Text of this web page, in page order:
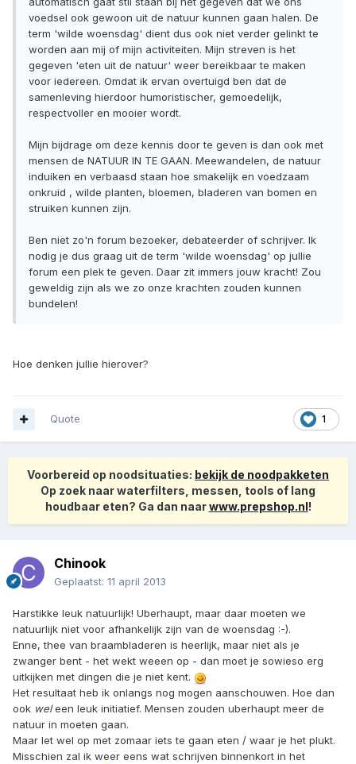
voedsel ook gewoon uit de natuur kunnen gaan halen. De
term 'wilde woensdag' dient dus ook niet verder gelinkt te
worden aan mij of mijn activiteiten. Mijn streven is het
gegeven 'eten uit de natuur' weer bereikbaar te maken
voor iedereen. Omdat ik ervan overtuigd ben dat de
samenleving hierdoor humoristischer, gemoedelijk,
respectvoller en mooier wordt.
Mijn bijdrage om deze kennis door te geven is dan ook met
mensen de NATUUR IN TE GAAN. Meewandelen, de natuur
induiken en verbaasd staan hoe smakelijk en voedzaam
onkruid , wilde planten, bloemen, bladeren van bomen en
struiken kunnen zijn.
Ben niet zo'n forum bezoeker, debateerder of schrijver. Ik
nodig je dus graag uit de term 'wilde woensdag' op jullie
forum een plek te geven. Daar zit immers jouw kracht! Zou
geweldig zijn als we zo onze krachten zouden kunnen
bundelen!
Hoe denken jullie hierover?
1
Quote
Voorbereid op noodsituaties: bekijk de noodpakketen
Op zoek naar waterfilters, messen, tools of lang
houdbaar eten? Ga dan naarwww.prepshop.nl!
Chinook
Geplaatst: 11 april 2013
Harstikke leuk natuurlijk! Uberhaupt, maar daar moeten we
natuurlijk niet voor afhankelijk zijn van de woensdag :-).
Enne, thee van braambladeren is heerlijk, maar niet als je
zwanger bent - het wekt weeen op - dan moet je sowieso erg
uitkijken met dingen die je niet kent.
Het resultaat heb ik onlangs nog mogen aanschouwen. Hoe dan
ook weleen leuk initiatief. Mensen zouden uberhaupt meer de
natuur in moeten gaan.
Maar let wel op met zomaar iets te gaan eten / waar je het plukt.
Misschien zal ik weer eens wat schrijven binnenkort in het